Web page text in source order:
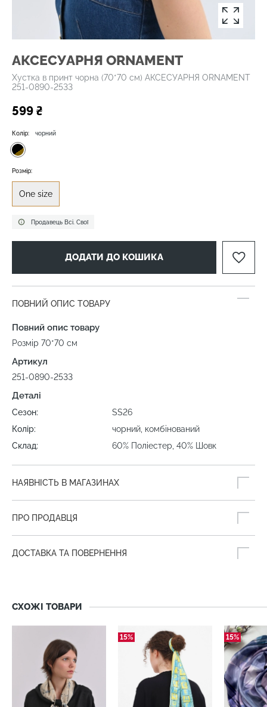
АКСЕСУАРНЯ ОRNAMENT
Хустка в принт чорна (70*70 см) АКСЕСУАРНЯ ОRNAMENT
251-0890-2533
599 ₴
Продавець Всі. Свої
Колір: чорний
Розмір:
One size
ДОДАТИ ДО КОШИКА
ПОВНИЙ ОПИС ТОВАРУ
Повний опис товару
Розмір 70*70 см
Артикул
251-0890-2533
Деталі
Сезон:
SS26
Колір:
чорний, комбінований
Склад:
60% Поліестер, 40% Шовк
НАЯВНІСТЬ В МАГАЗИНАХ
ПРО ПРОДАВЦЯ
ДОСТАВКА ТА ПОВЕРНЕННЯ
СХОЖІ ТОВАРИ
15% 15%